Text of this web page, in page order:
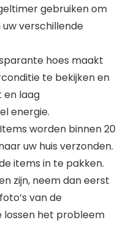
gebruiken om
verschillende
hoes maakt
te bekijken en
en laag
energie.
worden binnen 20
uw huis verzonden.
items in te pakken.
zijn, neem dan eerst
van de
lossen het probleem